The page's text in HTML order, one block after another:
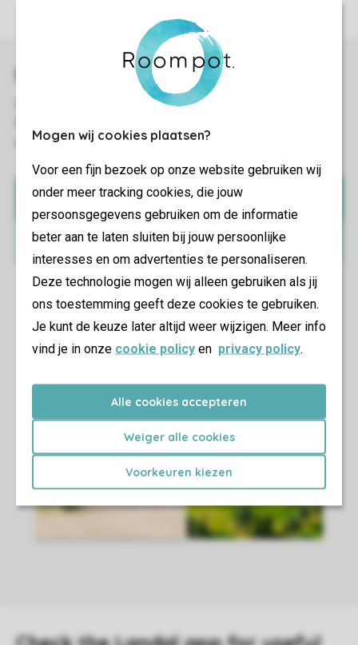
Mogen wij cookies plaatsen?
Voor een fijn bezoek op onze website gebruiken wij
onder meer tracking cookies, die jouw
persoonsgegevens gebruiken om de informatie
beter aan te laten sluiten bij jouw persoonlijke
interesses en om advertenties te personaliseren.
Deze technologie mogen wij alleen gebruiken als jij
ons toestemming geeft deze cookies te gebruiken.
Je kunt de keuze later altijd weer wijzigen. Meer info
vind je in onze cookie policy en privacy policy.
Alle cookies accepteren
Weiger alle cookies
Voorkeuren kiezen
Download the app
View facilities